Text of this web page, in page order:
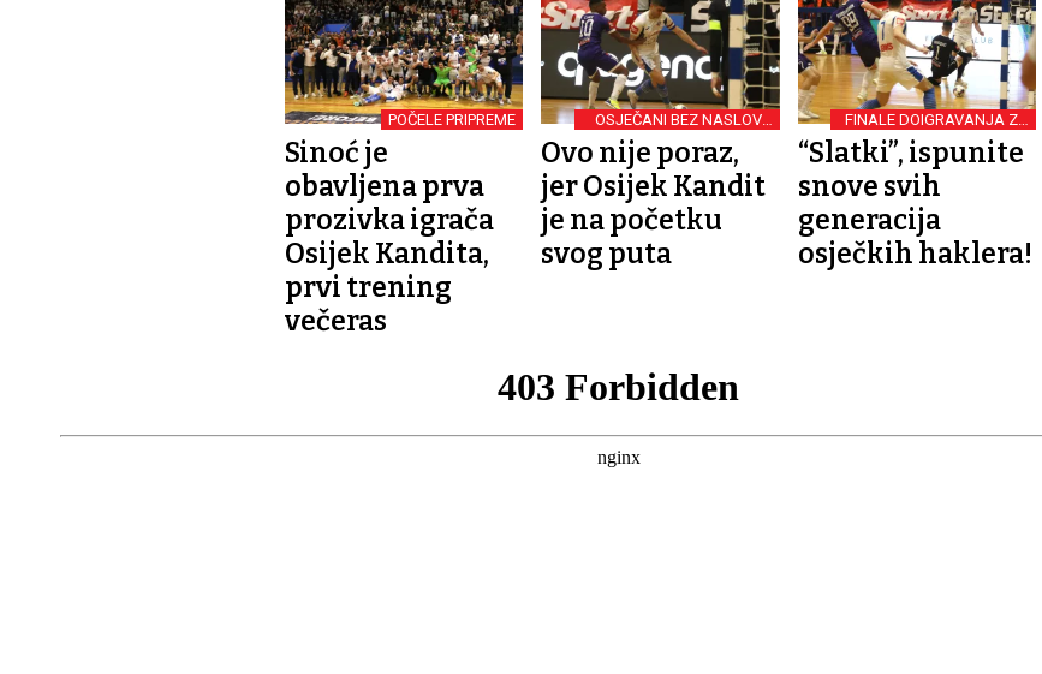
POČELE PRIPREME
Sinoć je
obavljena prva
prozivka igrača
Osijek Kandita,
prvi trening
večeras
OSJEČANI BEZ NASLOVA
PRVAKA
Ovo nije poraz,
jer Osijek Kandit
je na početku
svog puta
FINALE DOIGRAVANJA ZA
FUTSAL-PRVAKA
HRVATSKE
“Slatki”, ispunite
snove svih
generacija
osječkih haklera!